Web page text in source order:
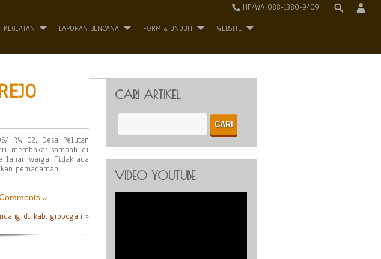
HP/WA 088-1380-9409
KEGIATAN LAPORAN BENCANA FORM & UNDUH WEBSITE
RW 02, Desa Pelutan
membakar sampah di
lahan warga. Tidak ada
pemadaman.
»
di kab. grobogan »
CARI ARTIKEL
VIDEO YOUTUBE